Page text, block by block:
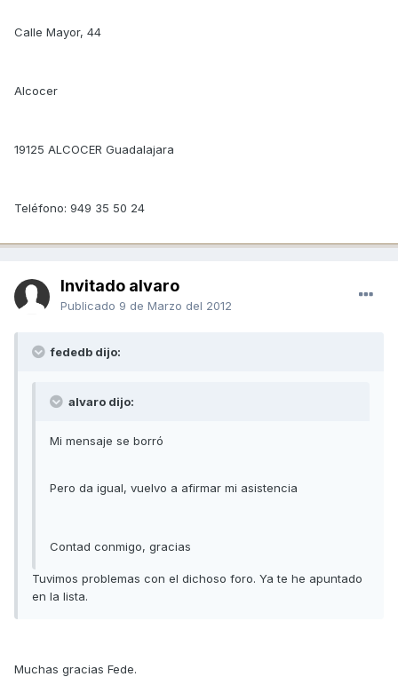
Calle Mayor, 44
Alcocer
19125 ALCOCER Guadalajara
Teléfono: 949 35 50 24
Invitado alvaro
Publicado 9 de Marzo del 2012
fededb dijo:
alvaro dijo:
Mi mensaje se borró
Pero da igual, vuelvo a afirmar mi asistencia
Contad conmigo, gracias
Tuvimos problemas con el dichoso foro. Ya te he apuntado
en la lista.
Muchas gracias Fede.